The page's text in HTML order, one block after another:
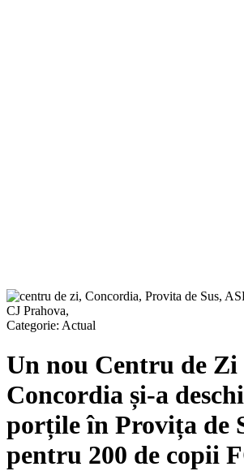
Categorie: Actual
Un nou Centru de Zi
Concordia și-a
porțile în Provița de
pentru 200 de copii